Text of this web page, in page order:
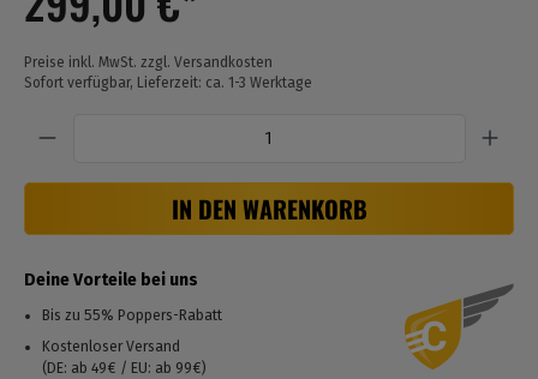
Preise inkl. MwSt. zzgl. Versandkosten
Sofort verfügbar, Lieferzeit: ca. 1-3 Werktage
IN DEN WARENKORB
Deine Vorteile bei uns
Bis zu 55% Poppers-Rabatt
Kostenloser Versand
(DE: ab 49€ / EU: ab 99€)